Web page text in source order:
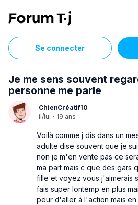
Se connecter
Je me sens souvent
personne me parle
ChienCréatif10
il/lui · 19 ans
Voilà comme j dis dans un
adulte dise souvent que je
non je m'en vente pas ce
ma part mais c que des gars
fille et voyez vous j'aimerais
fais super lontemp en plus
peur d'aller à l'action mais